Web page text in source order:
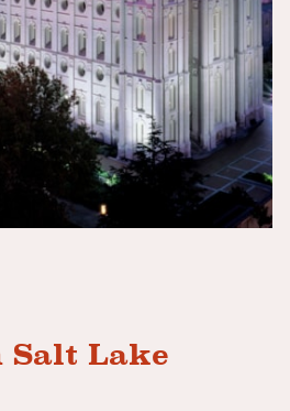
Salt Lake